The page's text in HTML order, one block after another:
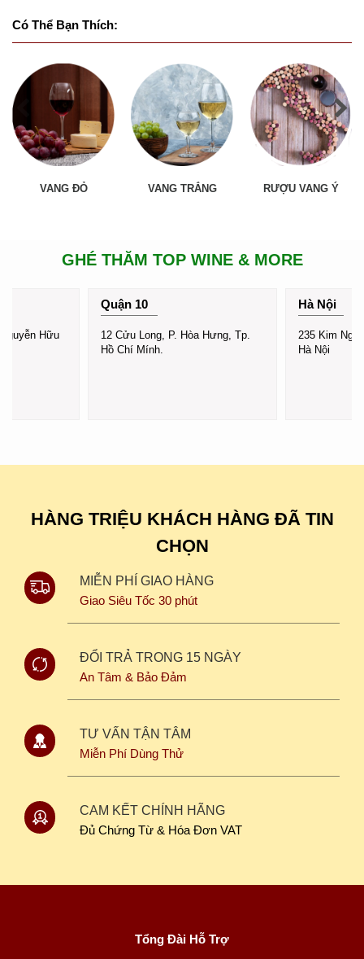
Có Thể Bạn Thích:
VANG ĐỎ VANG TRẮNG RƯỢU VANG Ý
GHÉ THĂM TOP WINE & MORE
Hữu
Quận 10
12 Cửu Long, P. Hòa Hưng, Tp.
Hồ Chí Mính.
Hà Nội
235 Kim
Hà Nội
HÀNG TRIỆU KHÁCH HÀNG ĐÃ TIN
CHỌN
MIỄN PHÍ GIAO HÀNG
Giao Siêu Tốc 30 phút
ĐỔI TRẢ TRONG 15 NGÀY
An Tâm & Bảo Đảm
TƯ VẤN TẬN TÂM
Miễn Phí Dùng Thử
CAM KẾT CHÍNH HÃNG
Đủ Chứng Từ & Hóa Đơn VAT
Tổng Đài Hỗ Trợ